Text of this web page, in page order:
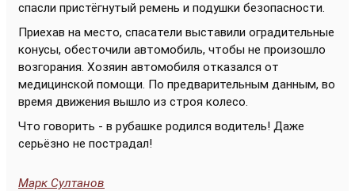
спасли пристёгнутый ремень и подушки безопасности.
Приехав на место, спасатели выставили оградительные
конусы, обесточили автомобиль, чтобы не произошло
возгорания. Хозяин автомобиля отказался от
медицинской помощи. По предварительным данным, во
время движения вышло из строя колесо.
Что говорить - в рубашке родился водитель! Даже
серьёзно не пострадал!
Марк Султанов